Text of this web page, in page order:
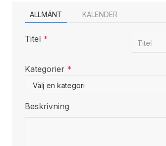
ALLMÄNT KALENDER
Titel *
Kategorier *
Select a Category to filter list
Välj en kategori
Beskrivning